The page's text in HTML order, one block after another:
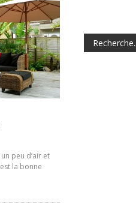
peu d’air et
la bonne